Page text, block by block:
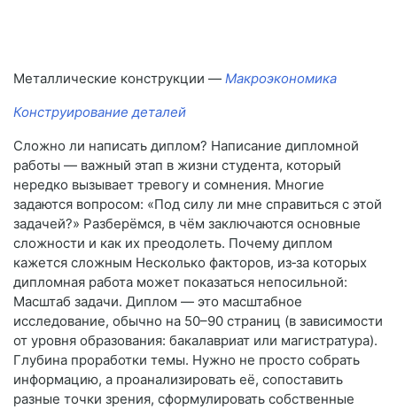
Металлические конструкции — Макроэкономика
Конструирование деталей
Сложно ли написать диплом? Написание дипломной
работы — важный этап в жизни студента, который
нередко вызывает тревогу и сомнения. Многие
задаются вопросом: «Под силу ли мне справиться с этой
задачей?» Разберёмся, в чём заключаются основные
сложности и как их преодолеть. Почему диплом
кажется сложным Несколько факторов, из‑за которых
дипломная работа может показаться непосильной:
Масштаб задачи. Диплом — это масштабное
исследование, обычно на 50–90 страниц (в зависимости
от уровня образования: бакалавриат или магистратура).
Глубина проработки темы. Нужно не просто собрать
информацию, а проанализировать её, сопоставить
разные точки зрения, сформулировать собственные